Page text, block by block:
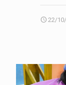
22/